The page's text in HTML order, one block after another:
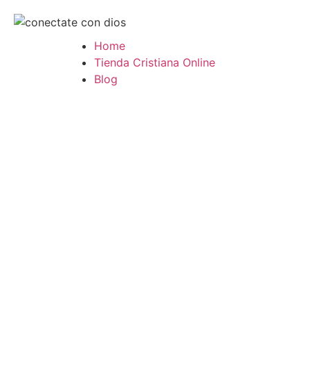
Home
Tienda Cristiana Online
Blog